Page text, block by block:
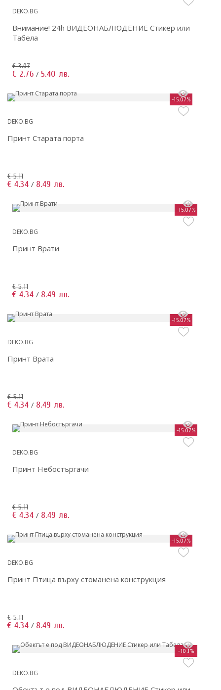
DEKO.BG
Внимание! 24h ВИДЕОНАБЛЮДЕНИЕ Стикер или
Табела
€ 3.07
€ 2.76 / 5.40 лв.
-15.07%
DEKO.BG
Принт Старата порта
€ 5.11
€ 4.34 / 8.49 лв.
-15.07%
DEKO.BG
Принт Врати
€ 5.11
€ 4.34 / 8.49 лв.
-15.07%
DEKO.BG
Принт Врата
€ 5.11
€ 4.34 / 8.49 лв.
-15.07%
DEKO.BG
Принт Небостъргачи
€ 5.11
€ 4.34 / 8.49 лв.
-15.07%
DEKO.BG
Принт Птица върху стоманена конструкция
€ 5.11
€ 4.34 / 8.49 лв.
-10.1%
DEKO.BG